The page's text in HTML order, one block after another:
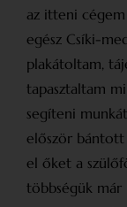
az itteni
egész Csíki-
plakátoltam,
tapasztaltam
segíteni
először
el őket a
többségük már